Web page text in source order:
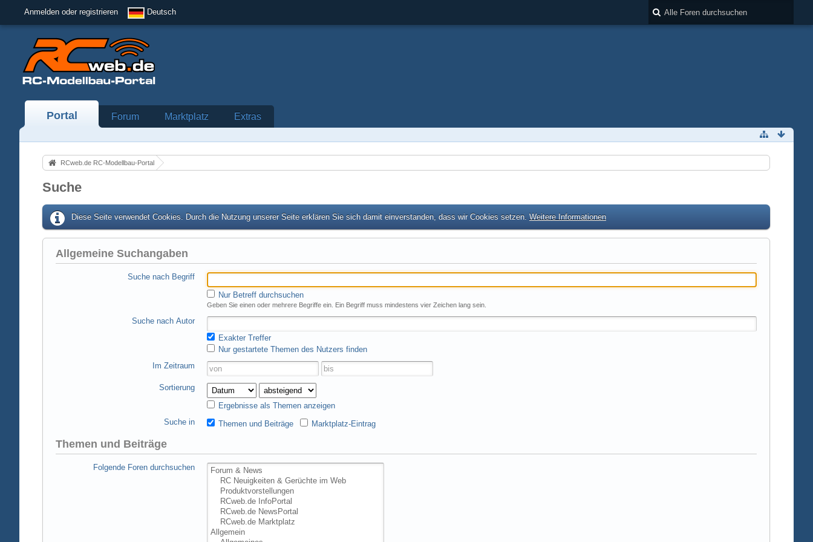
Anmelden oder registrieren Deutsch
Portal Forum Marktplatz Extras
RCweb.de RC-Modellbau-Portal
Suche
Diese Seite verwendet Cookies. Durch die Nutzung unserer Seite erklären Sie sich damit einverstanden, dass wir Cookies setzen. Weitere Informationen
Allgemeine Suchangaben
Suche nach Begriff
Nur Betreff durchsuchen
Geben Sie einen oder mehrere Begriffe ein. Ein Begriff muss mindestens vier Zeichen lang sein.
Suche nach Autor
Exakter Treffer
Nur gestartete Themen des Nutzers finden
Im Zeitraum
Sortierung
Ergebnisse als Themen anzeigen
Suche in
Themen und Beiträge Marktplatz-Eintrag
Themen und Beiträge
Folgende Foren durchsuchen